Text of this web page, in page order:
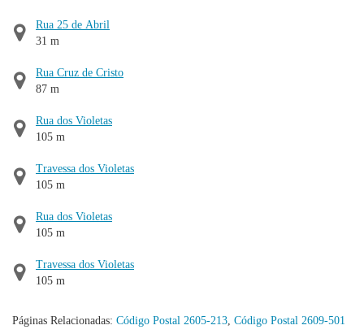
Rua 25 de Abril
31 m
Rua Cruz de Cristo
87 m
Rua dos Violetas
105 m
Travessa dos Violetas
105 m
Rua dos Violetas
105 m
Travessa dos Violetas
105 m
Páginas Relacionadas: Código Postal 2605-213, Código Postal 2609-501